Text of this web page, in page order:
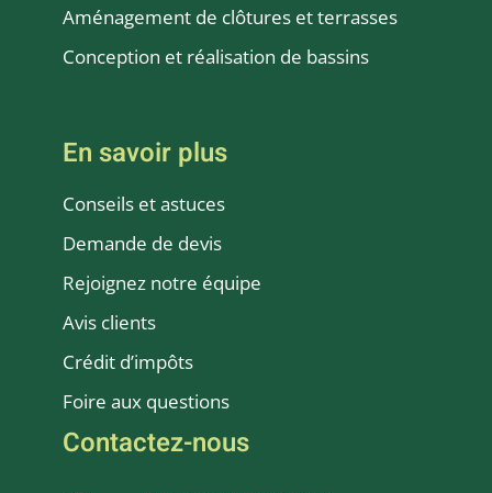
Aménagement de clôtures et terrasses
Conception et réalisation de bassins
En savoir plus
Conseils et astuces
Demande de devis
Rejoignez notre équipe
Avis clients
Crédit d’impôts
Foire aux questions
Contactez-nous